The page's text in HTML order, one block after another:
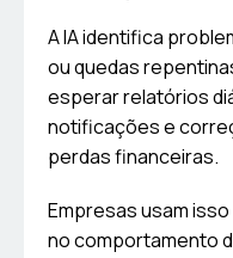
A IA identifica
ou quedas
esperar relatórios
notificações e
perdas financeiras.
Empresas usam
no comportamento